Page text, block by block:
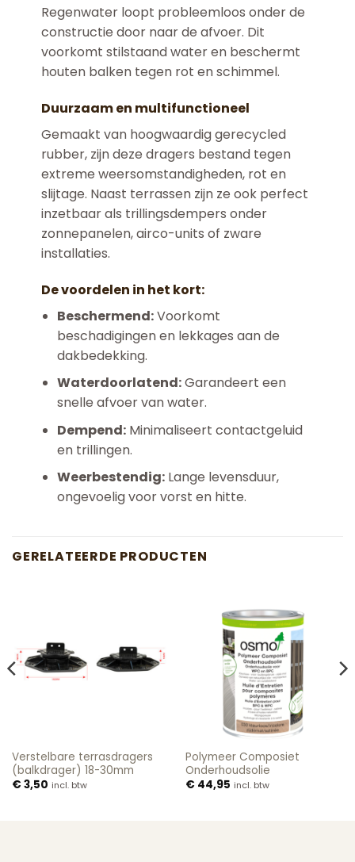
Regenwater loopt probleemloos onder de
constructie door naar de afvoer. Dit
voorkomt stilstaand water en beschermt
houten balken tegen rot en schimmel.
Duurzaam en multifunctioneel
Gemaakt van hoogwaardig gerecycled
rubber, zijn deze dragers bestand tegen
extreme weersomstandigheden, rot en
slijtage. Naast terrassen zijn ze ook perfect
inzetbaar als trillingsdempers onder
zonnepanelen, airco-units of zware
installaties.
De voordelen in het kort:
Beschermend:Voorkomt
beschadigingen en lekkages aan de
dakbedekking.
Waterdoorlatend:Garandeert een
snelle afvoer van water.
Dempend:Minimaliseert contactgeluid
en trillingen.
Weerbestendig:Lange levensduur,
ongevoelig voor vorst en hitte.
GERELATEERDE PRODUCTEN
Verstelbare terrasdragers
(balkdrager) 18-30mm
€3,50 incl. btw
Polymeer Composiet
Onderhoudsolie
€44,95 incl. btw